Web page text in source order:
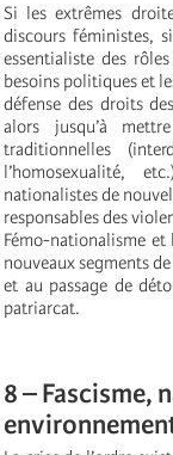
Si les extrêmes
discours féministes,
essentialiste des
besoins politiques et
défense des droits
alors jusqu’à
traditionnelles
l’homosexualité,
nationalistes de
responsables des
Fémo-nationalisme
nouveaux segments
et au passage de
patriarcat.
8 – Fascisme,